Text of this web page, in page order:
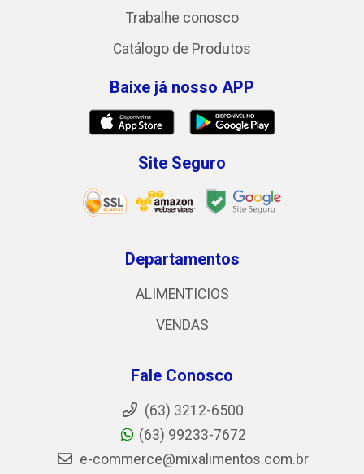
Trabalhe conosco
Catálogo de Produtos
Baixe já nosso APP
Site Seguro
Departamentos
ALIMENTICIOS
VENDAS
Fale Conosco
(63) 3212-6500
(63) 99233-7672
e-commerce@mixalimentos.com.br